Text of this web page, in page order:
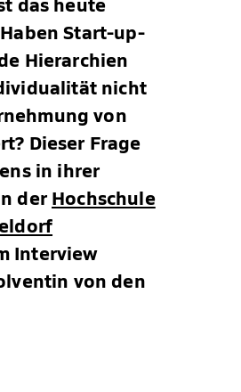
Start-up-
Hierarchien
nicht
von
Dieser Frage
in ihrer
der Hochschule
Interview
von den